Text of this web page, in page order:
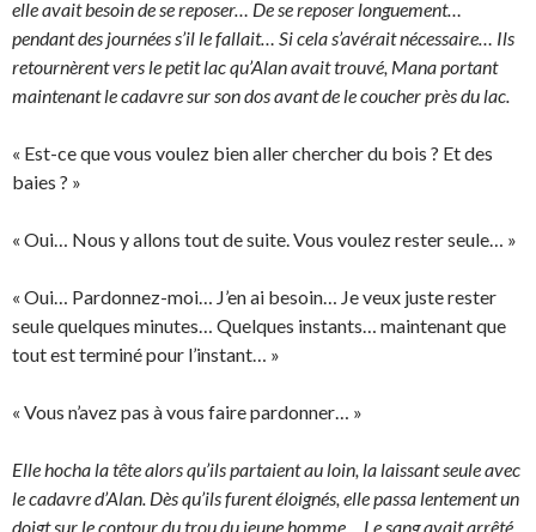
elle avait besoin de se reposer… De se reposer longuement…
pendant des journées s’il le fallait… Si cela s’avérait nécessaire… Ils
retournèrent vers le petit lac qu’Alan avait trouvé, Mana portant
maintenant le cadavre sur son dos avant de le coucher près du lac.
« Est-ce que vous voulez bien aller chercher du bois ? Et des
baies ? »
« Oui… Nous y allons tout de suite. Vous voulez rester seule… »
« Oui… Pardonnez-moi… J’en ai besoin… Je veux juste rester
seule quelques minutes… Quelques instants… maintenant que
tout est terminé pour l’instant… »
« Vous n’avez pas à vous faire pardonner… »
Elle hocha la tête alors qu’ils partaient au loin, la laissant seule avec
le cadavre d’Alan. Dès qu’ils furent éloignés, elle passa lentement un
doigt sur le contour du trou du jeune homme… Le sang avait arrêté